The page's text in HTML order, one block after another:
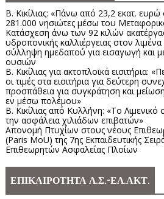
Β. Κικίλιας: «Πάνω από 23,2 εκατ.
281.000 νησιώτες μέσω του
Κατάσχεση άνω των 92 κιλών
υδροπονικής καλλιέργειας στον
σύλληψη ημεδαπού για εισαγωγή και
ουσιών
Β. Κικίλιας για ακτοπλοϊκά εισιτήρια:
οι τιμές στα εισιτήρια για δεύτερη
προσπάθεια για συγκράτηση και
εν μέσω πολέμου»
Β. Κικίλιας από Κυλλήνη: «Το
την ασφάλεια χιλιάδων επιβατών»
Απονομή Πτυχίων στους νέους
(Paris MoU) της 7ης Εκπαιδευτικής
Επιθεωρητών Ασφαλείας Πλοίων
ΕΠΙΚΑΙΡΟΤΗΤΑ Λ.Σ.-ΕΛ.ΑΚΤ.